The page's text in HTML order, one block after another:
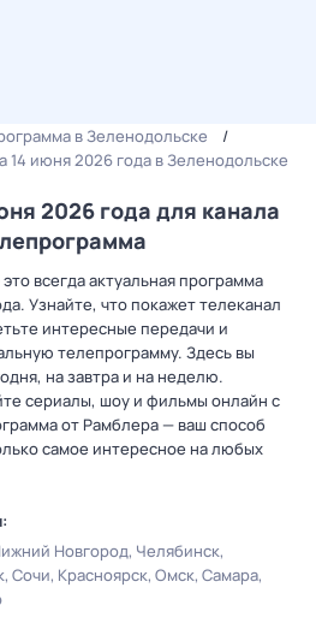
в Зеленодольске
14 июня 2026 года в Зеленодольске
2026 года для канала
всегда актуальная программа
Узнайте, что покажет телеканал
интересные передачи и
телепрограмму. Здесь вы
на завтра и на неделю.
сериалы, шоу и фильмы онлайн с
от Рамблера — ваш способ
самое интересное на любых
Новгород Челябинск
Сочи Красноярск Омск Самара